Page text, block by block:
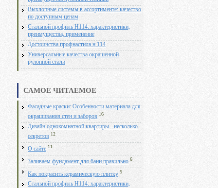
Выхлопные системы в ассортименте: качество
по доступным ценам
Стальной профиль Н114: характеристики,
преимущества, применение
Достоинства профнастила н 114
Универсальные качества окрашенной
рулонной стали
САМОЕ ЧИТАЕМОЕ
Фасадные краски: Особенности материала для
окрашивания стен и заборов 16
Дизайн однокомнатной квартиры - несколько
секретов 12
О сайте 11
Заливаем фундамент для бани правильно 6
Как покрасить керамическую плитку 5
Стальной профиль Н114: характеристики,